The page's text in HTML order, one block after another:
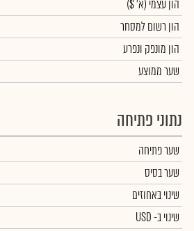
הון עצמי (א' $)
הון רשום למסחר
הון מונפק ונפרע
שער ממוצע
נתוני פתיחה
שער פתיחה
שער בסיס
שינוי באחוזים
שינויב- USD